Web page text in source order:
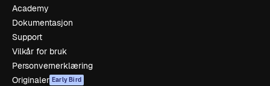
Academy
Dokumentasjon
Support
Vilkår for bruk
Personvernerklæring
Originaler Early Bird